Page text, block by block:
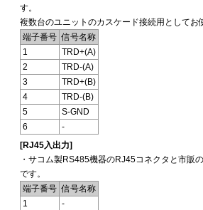
す。
複数台のユニットのカスケード接続用としてお
端子番号 信号名称
1
TRD+(A)
2
TRD-(A)
3
TRD+(B)
4
TRD-(B)
5
S-GND
6
-
[RJ45入出力]
・サコム製RS485機器のRJ45コネクタと市販
です。
端子番号 信号名称
1
-